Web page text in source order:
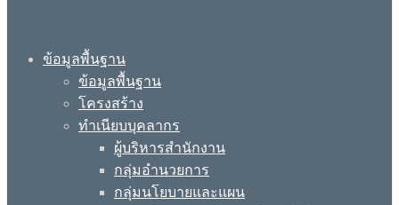
ข้อมูลพื้นฐาน
ข้อมูลพื้นฐาน
โครงสร้าง
ทำเนียบบุคลากร
ผู้บริหารสำนักงาน
กลุ่มอำนวยการ
กลุ่มนโยบายและแผน